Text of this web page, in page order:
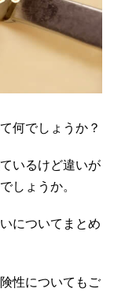
何でしょうか？
いるけど違いが
しょうか。
についてまとめ
性についてもご